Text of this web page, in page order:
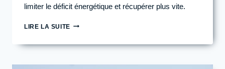
limiter le déficit énergétique et récupérer plus vite.
LIRE LA SUITESORTIE
3–